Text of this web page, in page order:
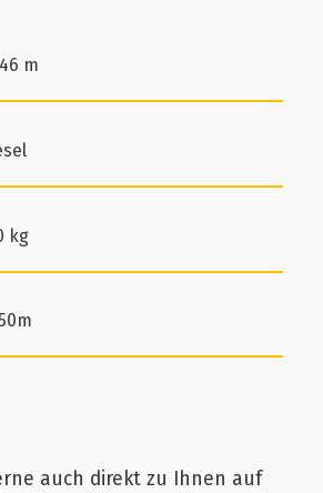
m
kg
auch direkt zu Ihnen auf